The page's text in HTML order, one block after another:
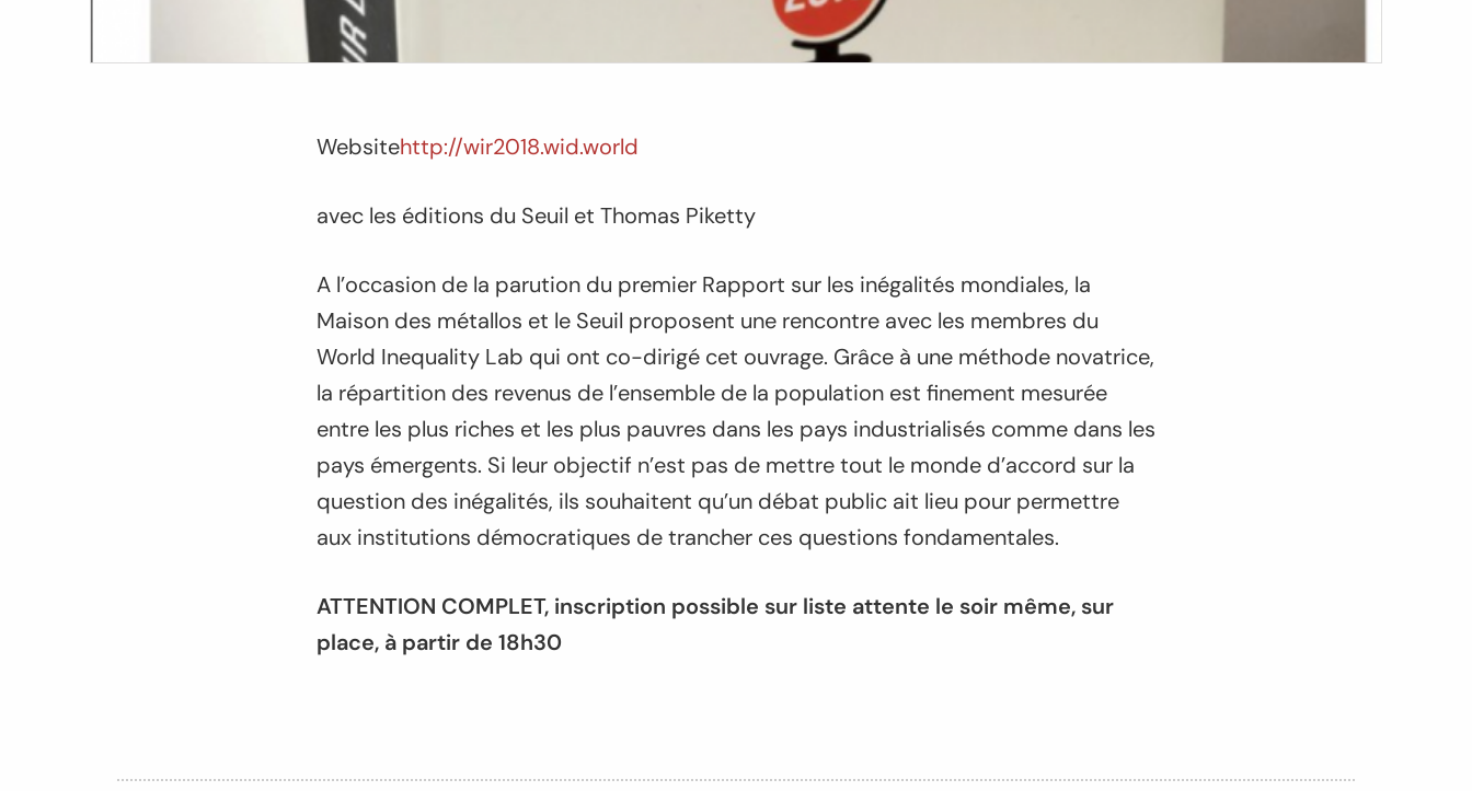
Websitehttp://wir2018.wid.world
avec les éditions du Seuil et Thomas Piketty
A l’occasion de la parution du premier Rapport sur les inégalités mondiales, la
Maison des métallos et le Seuil proposent une rencontre avec les membres du
World Inequality Lab qui ont co-dirigé cet ouvrage. Grâce à une méthode novatrice,
la répartition des revenus de l’ensemble de la population est finement mesurée
entre les plus riches et les plus pauvres dans les pays industrialisés comme dans les
pays émergents. Si leur objectif n’est pas de mettre tout le monde d’accord sur la
question des inégalités, ils souhaitent qu’un débat public ait lieu pour permettre
aux institutions démocratiques de trancher ces questions fondamentales.
ATTENTION COMPLET, inscription possible sur liste attente le soir même, sur
place, à partir de 18h30